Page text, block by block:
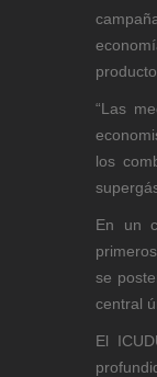
“Las
los
En un
se
central
El